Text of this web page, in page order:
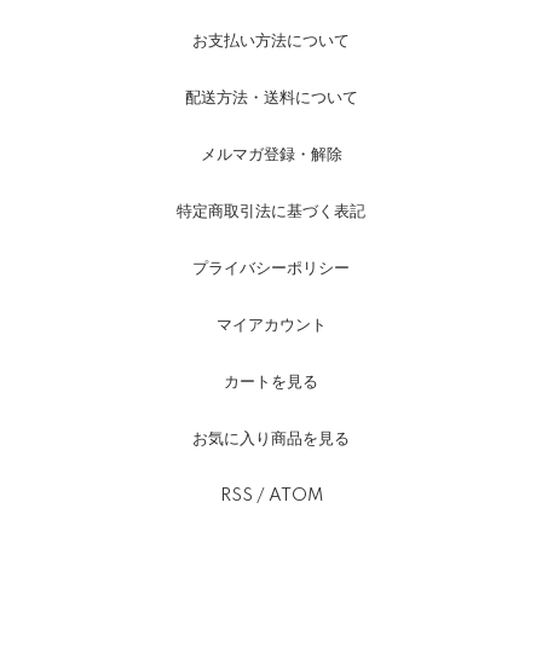
お支払い方法について
配送方法・送料について
メルマガ登録・解除
特定商取引法に基づく表記
プライバシーポリシー
マイアカウント
カートを見る
お気に入り商品を見る
RSS / ATOM